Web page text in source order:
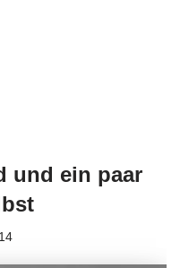
und ein paar